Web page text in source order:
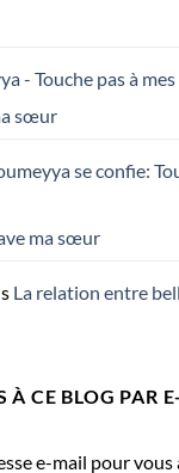
- Touche pas à
sœur
se confie:
ma sœur
La relation entre
À CE BLOG PAR
e-mail pour